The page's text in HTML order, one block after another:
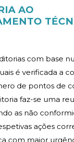
AO
com base
é verificada a
de pontos de
faz-se uma
as não
ações
com maior